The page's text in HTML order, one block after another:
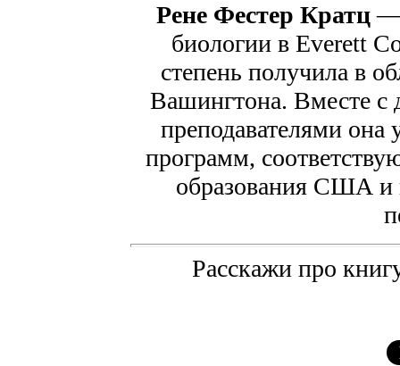
Рене Фестер Кратц—
биологии в Everett
степень получила в
Вашингтона. Вместе
преподавателями она
программ,
образования США и
Расскажи про